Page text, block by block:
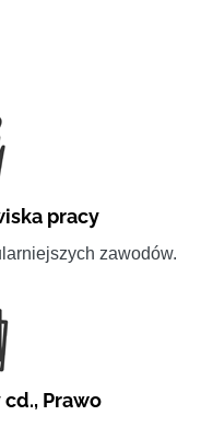
pracy
zawodów.
cd., Prawo